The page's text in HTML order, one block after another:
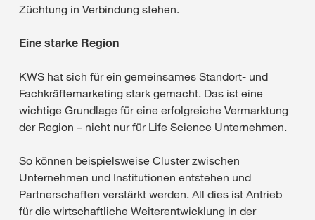
Züchtung in Verbindung stehen.
Eine starke Region
KWS hat sich für ein gemeinsames Standort- und
Fachkräftemarketing stark gemacht. Das ist eine
wichtige Grundlage für eine erfolgreiche Vermarktung
der Region – nicht nur für Life Science Unternehmen.
So können beispielsweise Cluster zwischen
Unternehmen und Institutionen entstehen und
Partnerschaften verstärkt werden. All dies ist Antrieb
für die wirtschaftliche Weiterentwicklung in der